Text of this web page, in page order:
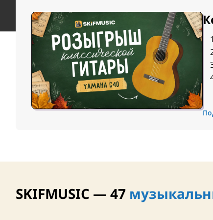
SKIFMUSIC — 47